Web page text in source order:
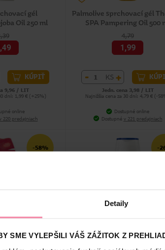
Detaily
SME VYLEPŠILI VÁŠ ZÁŽITOK Z
gél
Oil 250 ml
KÚPIŤ
9,96 / LIT
dní: 1,99 € (+25%)
online
220 predajniach
Palmolive sprchovací gél
SPA Pampering Oil 500
4,79
1,99
- KS +
Jedn. cena 3,98 / LIT
Najnižšia cena za 30 dní: 4,79 € (-
Dostupné online
Dostupné v 221 predajniach
-58%
Delight 500 ml
-
250 ml